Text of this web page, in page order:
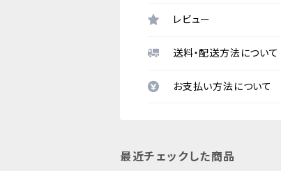
レビュー
送料・配送方法について
お支払い方法について
最近チェックした商品